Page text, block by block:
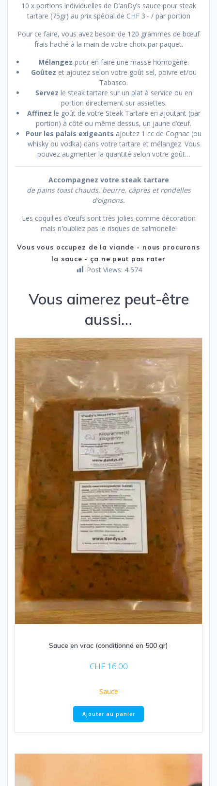
10 x portions individuelles de D’anDy’s sauce pour steak
tartare (75gr) au prix spécial de CHF 3.- / par portion
Pour ce faire, vous avez besoin de 120 grammes de bœuf
frais haché à la main de votre choix par paquet.
Mélangez pour en faire une masse homogène.
Goûtez et ajoutez selon votre goût sel, poivre et/ou
Tabasco.
Servez le steak tartare sur un plat à service ou en
portion directement sur assiettes.
Affinez le goût de votre Steak Tartare en ajoutant (par
portion) à côté ou même dessus, un jaune d’œuf.
Pour les palais exigeants ajoutez 1 cc de Cognac (ou
whisky ou vodka) dans votre tartare et mélangez. Vous
pouvez augmenter la quantité selon votre goût…
Accompagnez votre steak tartare
de pains toast chauds, beurre, câpres et rondelles
d’oignons.
Les coquilles d’œufs sont très jolies comme décoration
mais n'oubliez pas le risques de salmonelle!
Vous vous occupez de la viande - nous procurons
la sauce - ça ne peut pas rater
Post Views: 4 574
Vous aimerez peut-être
aussi…
Sauce en vrac (conditionné en 500 gr)
CHF16.00
Sauce
Ajouter au panier